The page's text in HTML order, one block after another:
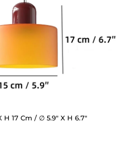
H 17 Cm / ∅ 5.9″ X H 6.7″